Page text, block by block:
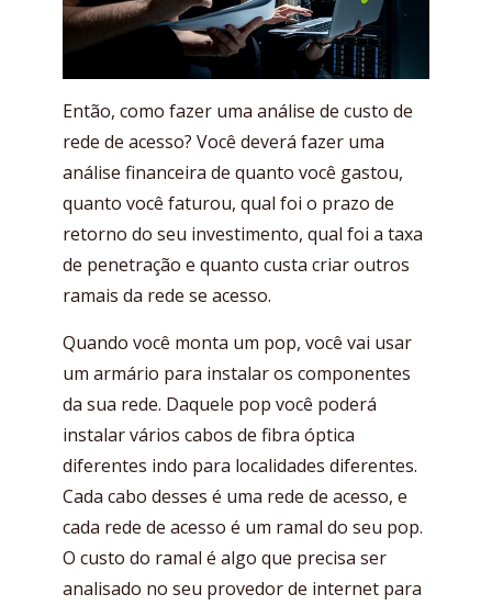
Então, como fazer uma análise de custo de
rede de acesso? Você deverá fazer uma
análise financeira de quanto você gastou,
quanto você faturou, qual foi o prazo de
retorno do seu investimento, qual foi a taxa
de penetração e quanto custa criar outros
ramais da rede se acesso.
Quando você monta um pop, você vai usar
um armário para instalar os componentes
da sua rede. Daquele pop você poderá
instalar vários cabos de fibra óptica
diferentes indo para localidades diferentes.
Cada cabo desses é uma rede de acesso, e
cada rede de acesso é um ramal do seu pop.
O custo do ramal é algo que precisa ser
analisado no seu provedor de internet para